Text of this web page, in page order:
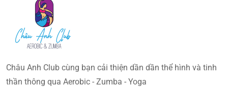
Châu Anh Club cùng bạn cải thiện dần dần thể hình và tinh
thần thông qua Aerobic - Zumba - Yoga